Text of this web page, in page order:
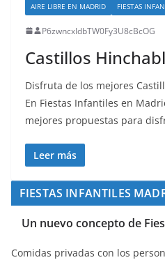
AIRE LIBRE EN MADRID FIESTAS
P6zwncxIdbTW0Fy3U8cBcOG
Castillos
Disfruta de los mejores
En Fiestas Infantiles en
mejores propuestas para
Leer más
FIESTAS INFANTILES
Un nuevo concepto de
Comidas privadas con los